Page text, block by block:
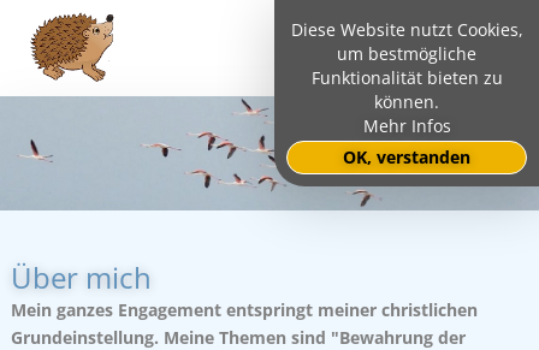
Über mich
Mein ganzes Engagement entspringt meiner christlichen
Grundeinstellung. Meine Themen sind "Bewahrung der
Diese Website nutzt Cookies,
um bestmögliche
Funktionalität bieten zu
können.
Mehr Infos
OK, verstanden